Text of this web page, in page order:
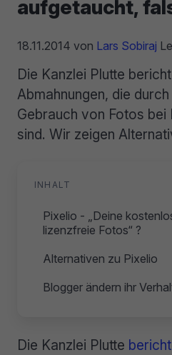
aufgetaucht,
18.11.2014 von Lars Sobiraj
Die Kanzlei Plutte
Abmahnungen, die
Gebrauch von Fotos bei
sind. Wir zeigen
INHALT
Pixelio - „Deine
lizenzfreie Fotos“ ?
Alternativen zu Pixelio
Blogger ändern ihr
Die Kanzlei Plutte